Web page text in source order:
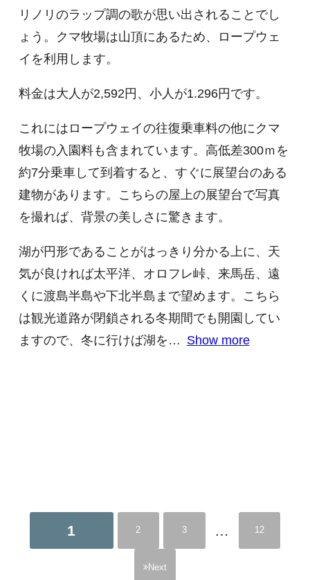
リノリのラップ調の歌が思い出されることでし
ょう。クマ牧場は山頂にあるため、ロープウェ
イを利用します。
料金は大人が2,592円、小人が1.296円です。
これにはロープウェイの往復乗車料の他にクマ
牧場の入園料も含まれています。高低差300ｍを
約7分乗車して到着すると、すぐに展望台のある
建物があります。こちらの屋上の展望台で写真
を撮れば、背景の美しさに驚きます。
湖が円形であることがはっきり分かる上に、天
気が良ければ太平洋、オロフレ峠、来馬岳、遠
くに渡島半島や下北半島まで望めます。こちら
は観光道路が閉鎖される冬期間でも開園してい
ますので、冬に行けば湖を
Show more
1 2 3 … 12
Next